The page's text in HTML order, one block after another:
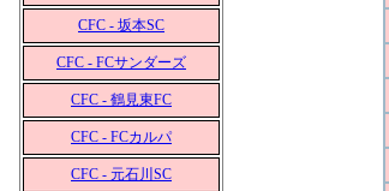
CFC - 坂本SC
CFC - FCサンダーズ
CFC - 鶴見東FC
CFC - FCカルパ
CFC - 元石川SC